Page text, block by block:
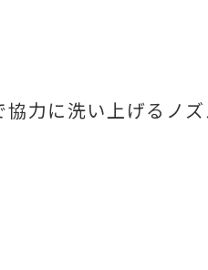
力に洗い上げるノ